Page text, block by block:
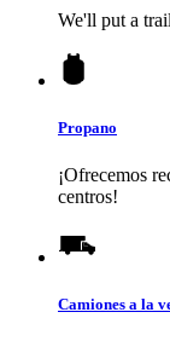
We'll put a
Propano
¡Ofrecemos
centros!
Camiones a la